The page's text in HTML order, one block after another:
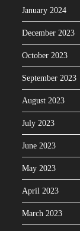
January 2024
December 2023
October 2023
September 2023
August 2023
July 2023
June 2023
May 2023
April 2023
March 2023